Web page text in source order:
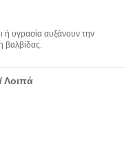
ή υγρασία αυξάνουν την
βαλβίδας.
Λοιπά